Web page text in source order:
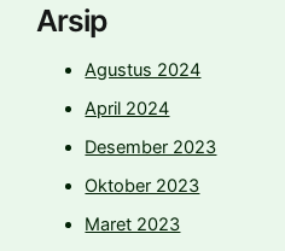
Arsip
Agustus 2024
April 2024
Desember 2023
Oktober 2023
Maret 2023